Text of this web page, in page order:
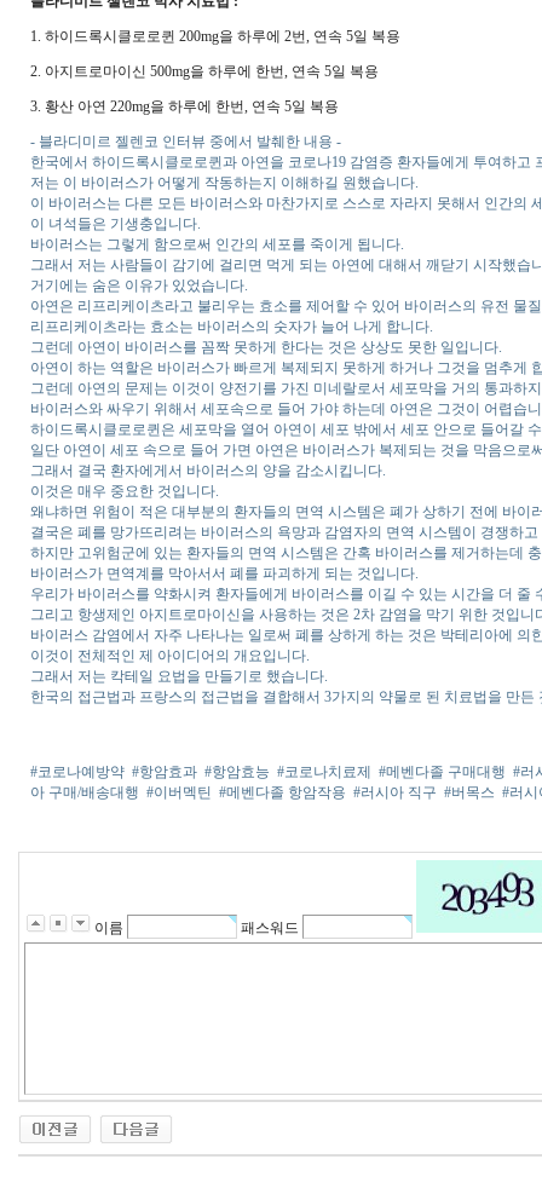
1. 하이드록시클로로퀸 200mg을 하루에 2번, 연속 5일 복용
2. 아지트로마이신 500mg을 하루에 한번, 연속 5일 복용
3. 황산 아연 220mg을 하루에 한번, 연속 5일 복용
- 블라디미르 젤렌코 인터뷰 중에서 발췌한 내용 -
한국에서 하이드록시클로로퀸과 아연을 코로나19 감염증 환자들에게 투여하
저는 이 바이러스가 어떻게 작동하는지 이해하길 원했습니다.
이 바이러스는 다른 모든 바이러스와 마찬가지로 스스로 자라지 못해서 인간의
이 녀석들은 기생충입니다.
바이러스는 그렇게 함으로써 인간의 세포를 죽이게 됩니다.
그래서 저는 사람들이 감기에 걸리면 먹게 되는 아연에 대해서 깨닫기 시작했습
거기에는 숨은 이유가 있었습니다.
아연은 리프리케이츠라고 불리우는 효소를 제어할 수 있어 바이러스의 유전 물
리프리케이츠라는 효소는 바이러스의 숫자가 늘어 나게 합니다.
그런데 아연이 바이러스를 꼼짝 못하게 한다는 것은 상상도 못한 일입니다.
아연이 하는 역할은 바이러스가 빠르게 복제되지 못하게 하거나 그것을 멈추게
그런데 아연의 문제는 이것이 양전기를 가진 미네랄로서 세포막을 거의 통과하
바이러스와 싸우기 위해서 세포속으로 들어 가야 하는데 아연은 그것이 어렵습
하이드록시클로로퀸은 세포막을 열어 아연이 세포 밖에서 세포 안으로 들어갈
일단 아연이 세포 속으로 들어 가면 아연은 바이러스가 복제되는 것을 막음으로
그래서 결국 환자에게서 바이러스의 양을 감소시킵니다.
이것은 매우 중요한 것입니다.
왜냐하면 위험이 적은 대부분의 환자들의 면역 시스템은 폐가 상하기 전에 바이
결국은 폐를 망가뜨리려는 바이러스의 욕망과 감염자의 면역 시스템이 경쟁하
하지만 고위험군에 있는 환자들의 면역 시스템은 간혹 바이러스를 제거하는데
바이러스가 면역계를 막아서서 폐를 파괴하게 되는 것입니다.
우리가 바이러스를 약화시켜 환자들에게 바이러스를 이길 수 있는 시간을 더
그리고 항생제인 아지트로마이신을 사용하는 것은 2차 감염을 막기 위한 것입니
바이러스 감염에서 자주 나타나는 일로써 폐를 상하게 하는 것은 박테리아에
이것이 전체적인 제 아이디어의 개요입니다.
그래서 저는 칵테일 요법을 만들기로 했습니다.
한국의 접근법과 프랑스의 접근법을 결합해서 3가지의 약물로 된 치료법을 만든
#코로나예방약 #항암효과 #항암효능 #코로나치료제 #메벤다졸 구매대행 #러
아 구매/배송대행 #이버멕틴 #메벤다졸 항암작용 #러시아 직구 #버목스 #러시
이름 패스워드